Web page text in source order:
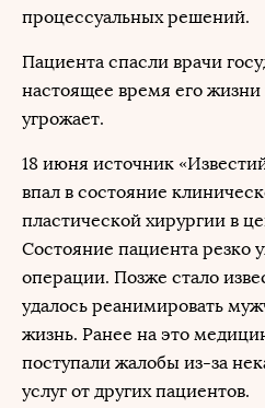
процессуальных решений.
Пациента спасли врачи
настоящее время его
угрожает.
18 июня источник
впал в состояние
пластической хирургии в
Состояние пациента резко
операции. Позже стало
удалось реанимировать
жизнь. Ранее на это
поступали жалобы из-за
услуг от других пациентов.